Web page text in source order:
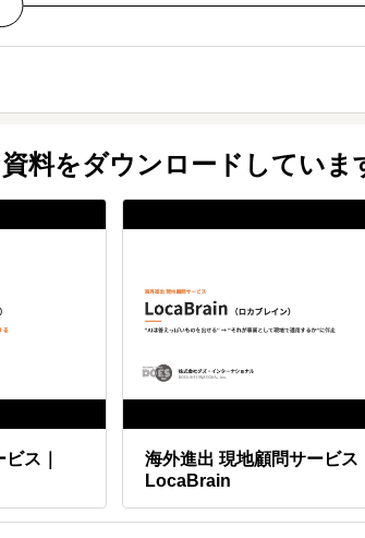
のサポートは日本語です。
ください。
料をダウンロードしていま
ス｜
海外進出 現地顧問サービス
LocaBrain